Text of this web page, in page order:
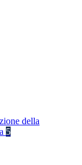
della
5